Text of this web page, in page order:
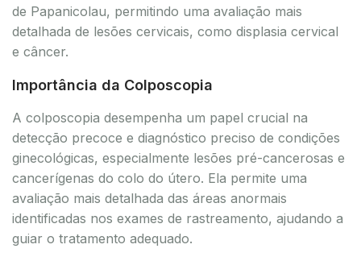
de Papanicolau, permitindo uma avaliação mais
detalhada de lesões cervicais, como displasia cervical
e câncer.
Importância da Colposcopia
A colposcopia desempenha um papel crucial na
detecção precoce e diagnóstico preciso de condições
ginecológicas, especialmente lesões pré-cancerosas e
cancerígenas do colo do útero. Ela permite uma
avaliação mais detalhada das áreas anormais
identificadas nos exames de rastreamento, ajudando a
guiar o tratamento adequado.